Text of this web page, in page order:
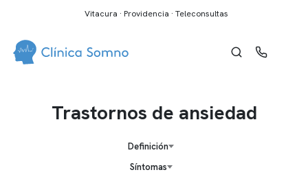
Vitacura · Providencia · Teleconsultas
Trastornos de ansiedad
Definición
Síntomas